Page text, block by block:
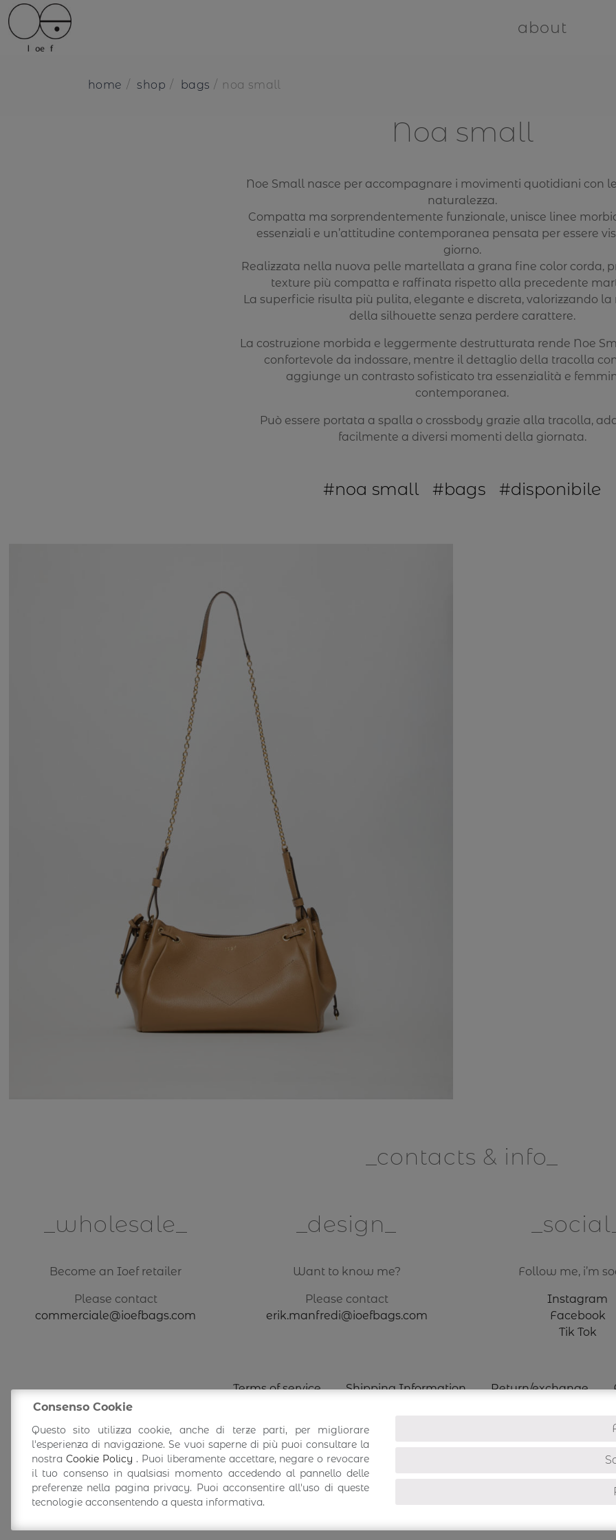
about
home shop bags noa small
Noa small
Noe Small nasce per accompagnare i movimenti quotidiani con
naturalezza.
Compatta ma sorprendentemente funzionale, unisce linee
essenziali e un’attitudine contemporanea pensata per essere
giorno.
Realizzata nella nuova pelle martellata a grana fine color corda,
texture più compatta e raffinata rispetto alla precedente
La superficie risulta più pulita, elegante e discreta, valorizzando la
della silhouette senza perdere carattere.
La costruzione morbida e leggermente destrutturata rende Noe
confortevole da indossare, mentre il dettaglio della tracolla
aggiunge un contrasto sofisticato tra essenzialità e
contemporanea.
Può essere portata a spalla o crossbody grazie alla tracolla,
facilmente a diversi momenti della giornata.
#noa small #bags #disponibile
NOA SMALL BORSA A SPALLA IN PELLE MARTELLATA COLOR CORDA
NOA SMALL BORSA A SPALLA CAPIENTE MA VISIVAMENTE LEGGERA, È PENSATA PER CHI CERCA UNA BORSA
FUNZIONALE SENZA RINUNCIARE A UNA FORTE RICERCA ESTETICA.
contacts & info
wholesale
Become an Ioef retailer
Please contact
commerciale@ioefbags.com
design
Want to know me?
Please contact
erik.manfredi@ioefbags.com
social
Follow me, i’m
Instagram
Facebook
Tik Tok
Terms of service Shipping Information Return/exchange
Consenso Cookie
Questo sito utilizza cookie, anche di terze parti, per migliorare
l'esperienza di navigazione. Se vuoi saperne di più puoi consultare la
nostra Cookie Policy . Puoi liberamente accettare, negare o revocare
il tuo consenso in qualsiasi momento accedendo al pannello delle
preferenze nella pagina privacy. Puoi acconsentire all'uso di queste
tecnologie acconsentendo a questa informativa.